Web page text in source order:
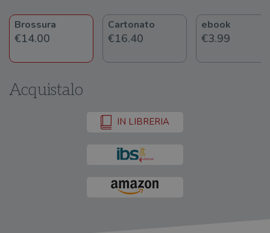
Brossura
€14.00
Cartonato
€16.40
ebook
€3.99
Acquistalo
IN LIBRERIA